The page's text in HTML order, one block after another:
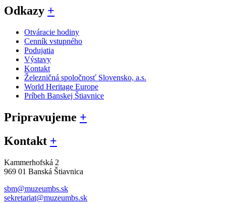
Odkazy +
Otváracie hodiny
Cenník vstupného
Podujatia
Výstavy
Kontakt
Železničná spoločnosť Slovensko, a.s.
World Heritage Europe
Príbeh Banskej Štiavnice
Pripravujeme +
Kontakt +
Kammerhofská 2
969 01 Banská Štiavnica
sbm@muzeumbs.sk
sekretariat@muzeumbs.sk